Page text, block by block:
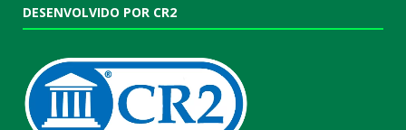
DESENVOLVIDO POR CR2